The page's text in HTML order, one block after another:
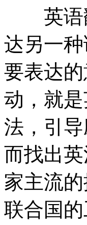
英语翻
达另一
要表达
动，就
法，引
而找出
家主流
联合国